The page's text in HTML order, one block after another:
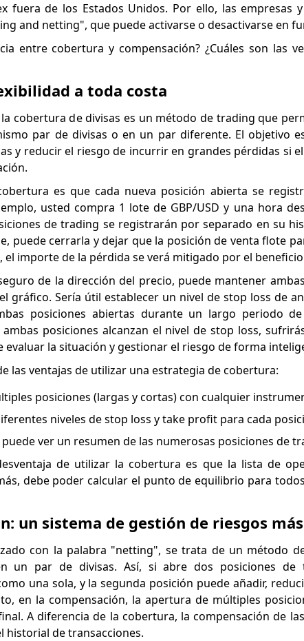
fuera de los Estados Unidos. Por ello, las empresas
and netting", que puede activarse o desactivarse en
entre cobertura y compensación? ¿Cuáles son las
a toda costa
la cobertura de divisas es un método de trading que
par de divisas o en un par diferente. El objetivo
y reducir el riesgo de incurrir en grandes pérdidas si
es que cada nueva posición abierta se
usted compra 1 lote de GBP/USD y una hora
de trading se registrarán por separado en su
puede cerrarla y dejar que la posición de venta flote
el importe de la pérdida se verá mitigado por el
de la dirección del precio, puede mantener
gráfico. Sería útil establecer un nivel de stop loss de
posiciones abiertas durante un largo periodo
posiciones alcanzan el nivel de stop loss,
evaluar la situación y gestionar el riesgo de forma
las ventajas de utilizar una estrategia de cobertura:
posiciones (largas y cortas) con cualquier
niveles de stop loss y take profit para cada
puede ver un resumen de las numerosas posiciones de
de utilizar la cobertura es que la lista de
debe poder calcular el punto de equilibrio para
un sistema de gestión de riesgos
con la palabra "netting", se trata de un método
un par de divisas. Así, si abre dos posiciones de
una sola, y la segunda posición puede añadir,
en la compensación, la apertura de múltiples
A diferencia de la cobertura, la compensación de
historial de transacciones.